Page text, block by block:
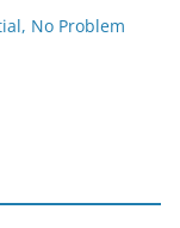
No Problem